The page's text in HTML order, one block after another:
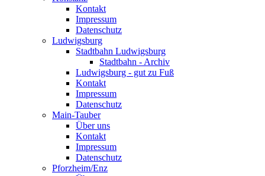
Kontakt
Impressum
Datenschutz
Ludwigsburg
Stadtbahn Ludwigsburg
Stadtbahn - Archiv
Ludwigsburg - gut zu Fuß
Kontakt
Impressum
Datenschutz
Main-Tauber
Über uns
Kontakt
Impressum
Datenschutz
Pforzheim/Enz